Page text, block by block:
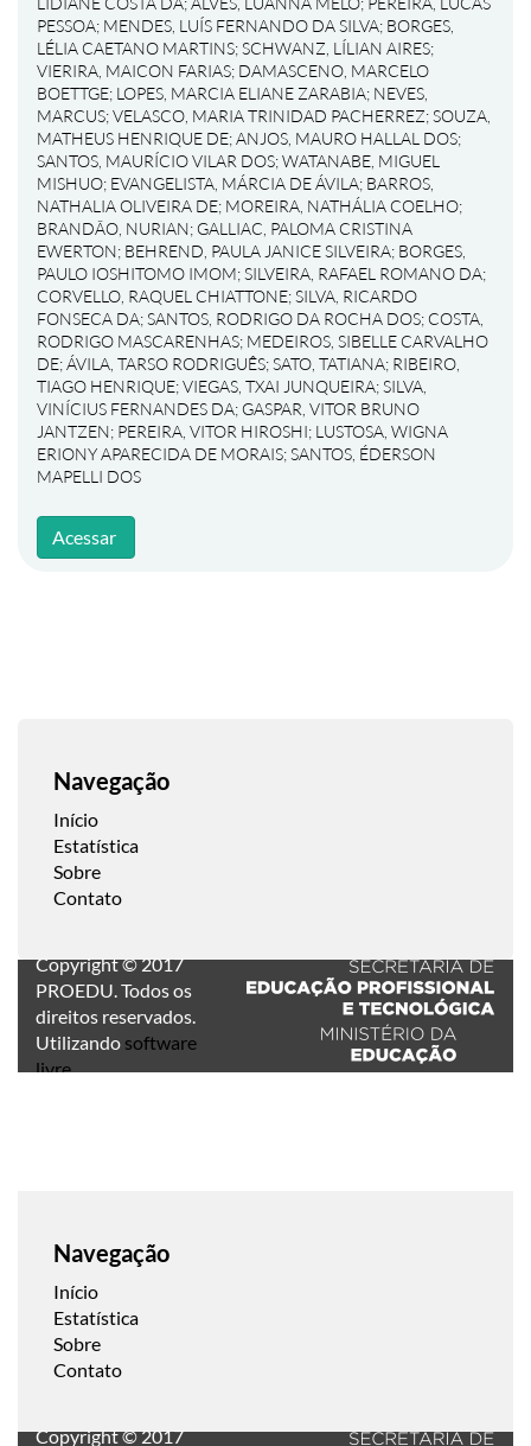
PESSOA; MENDES, LUÍS FERNANDO DA SILVA; BORGES,
LÉLIA CAETANO MARTINS;SCHWANZ, LÍLIAN AIRES;
VIERIRA, MAICON FARIAS; DAMASCENO, MARCELO
BOETTGE; LOPES, MARCIA ELIANE ZARABIA; NEVES,
MARCUS;VELASCO, MARIA TRINIDAD PACHERREZ;SOUZA,
MATHEUS HENRIQUE DE;ANJOS, MAURO HALLAL DOS;
SANTOS, MAURÍCIO VILAR DOS;WATANABE, MIGUEL
MISHUO; EVANGELISTA, MÁRCIA DE ÁVILA; BARROS,
NATHALIA OLIVEIRA DE; MOREIRA, NATHÁLIA COELHO;
BRANDÃO, NURIAN; GALLIAC, PALOMA CRISTINA
EWERTON; BEHREND, PAULA JANICE SILVEIRA; BORGES,
PAULO IOSHITOMO IMOM;SILVEIRA, RAFAEL ROMANO DA;
CORVELLO, RAQUEL CHIATTONE;SILVA, RICARDO
FONSECA DA;SANTOS, RODRIGO DA ROCHA DOS; COSTA,
RODRIGO MASCARENHAS; MEDEIROS, SIBELLE CARVALHO
DE;ÁVILA, TARSO RODRIGUÊS;SATO, TATIANA; RIBEIRO,
TIAGO HENRIQUE;VIEGAS, TXAI JUNQUEIRA;SILVA,
VINÍCIUS FERNANDES DA; GASPAR, VITOR BRUNO
JANTZEN; PEREIRA, VITOR HIROSHI; LUSTOSA, WIGNA
ERIONY APARECIDA DE MORAIS;SANTOS, ÉDERSON
MAPELLI DOS
Acessar
Navegação
Início
Estatística
Sobre
Contato
Copyright © 2017
PROEDU. Todos os
direitos reservados.
Utilizando software
livre.
Navegação
Início
Estatística
Sobre
Contato
Copyright © 2017